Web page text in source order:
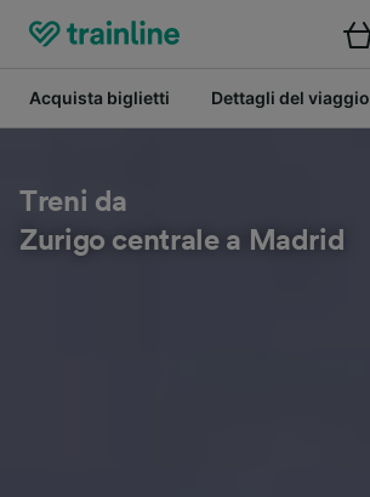
Acquista biglietti Dettagli del viaggio
Treni da
Zurigo centrale a Madrid